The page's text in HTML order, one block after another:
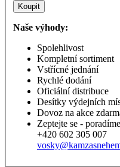
Naše výhody:
Spolehlivost
Kompletní sortiment
Vstřícné jednání
Rychlé dodání
Oficiální distribuce
Desítky výdejních
Dovoz na akce
Zeptejte se - poradíme
+420 602 305 007